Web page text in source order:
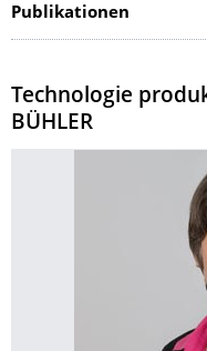
Publikationen
Technologie
BÜHLER